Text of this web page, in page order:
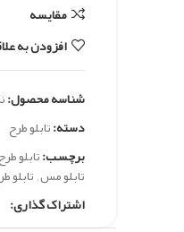
مقايسه
افزودن به
شناسه محصول:
دسته:تابلو طرح
برچسب:تابلو
تابلو مس,تابلو
اشتراک گذاری: